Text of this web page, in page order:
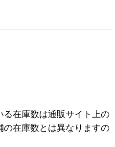
在庫数は通販サイト上の
在庫数とは異なりますの